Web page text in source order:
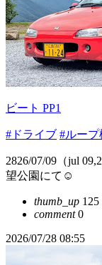
ビート PP1
#ドライブ #ループ
2826/07/09（jul
望公園にて☺️
thumb_up 125
comment0
2026/07/28 08:55